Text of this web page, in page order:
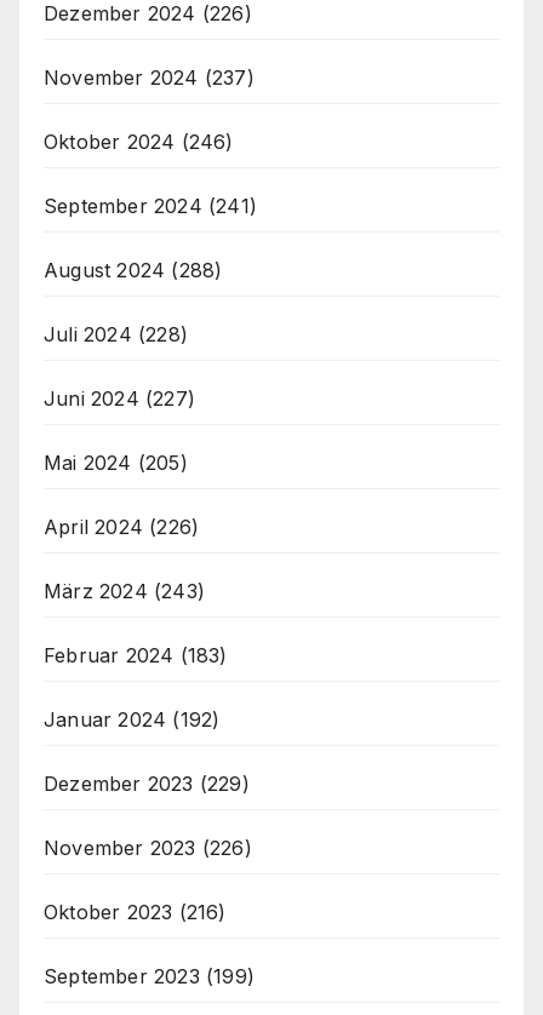
Dezember 2024 (226)
November 2024 (237)
Oktober 2024 (246)
September 2024 (241)
August 2024 (288)
Juli 2024 (228)
Juni 2024 (227)
Mai 2024 (205)
April 2024 (226)
März 2024 (243)
Februar 2024 (183)
Januar 2024 (192)
Dezember 2023 (229)
November 2023 (226)
Oktober 2023 (216)
September 2023 (199)